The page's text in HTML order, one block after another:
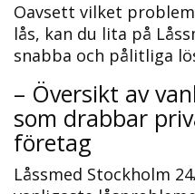
Oavsett vilket
lås, kan du lita på
snabba och pålitliga
– Översikt av
som drabbar
företag
Låssmed Stockholm